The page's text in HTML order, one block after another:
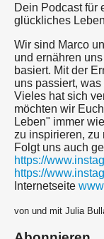
Dein Podcast für
glückliches
Wir sind Marco
und ernähren
basiert. Mit der
uns passiert,
Vieles hat sich
möchten wir
Leben" immer
zu inspirieren, zu
Folgt uns auch
https://
https://
Internetseite
von und mit Julia